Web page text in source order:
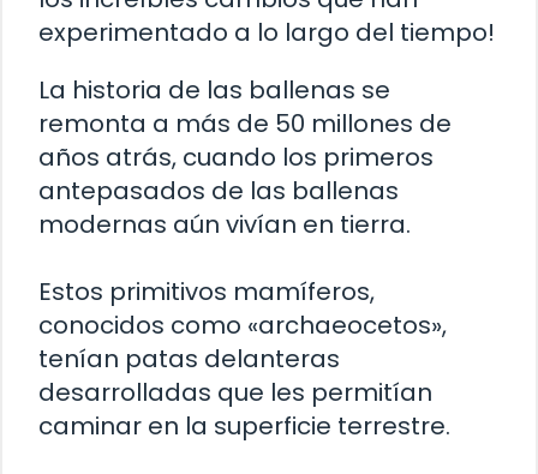
experimentado a lo largo del tiempo!
La historia de las ballenas se
remonta a más de 50 millones de
años atrás, cuando los primeros
antepasados de las ballenas
modernas aún vivían en tierra.
Estos primitivos mamíferos,
conocidos como «archaeocetos»,
tenían patas delanteras
desarrolladas que les permitían
caminar en la superficie terrestre.